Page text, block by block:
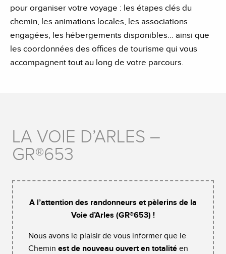
pour organiser votre voyage : les étapes clés du
chemin, les animations locales, les associations
engagées, les hébergements disponibles… ainsi que
les coordonnées des offices de tourisme qui vous
accompagnent tout au long de votre parcours.
LA VOIE D’ARLES –
GR®653
A l’attention des randonneurs et pèlerins de la
Voie d’Arles (GR®️653) !
Nous avons le plaisir de vous informer que le
Chemin est de nouveau ouvert en totalité en